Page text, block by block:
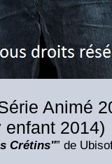
Animé
enfant 2014)
Crétins"” de